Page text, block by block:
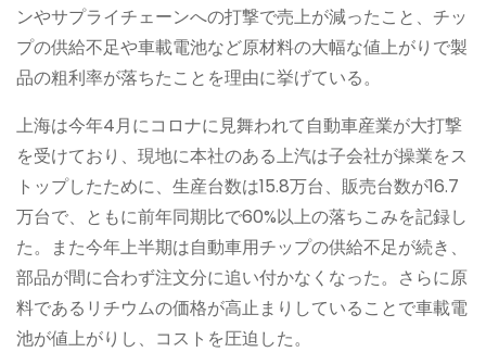
ンやサプライチェーンへの打撃で売上が減ったこと、チッ
プの供給不足や車載電池など原材料の大幅な値上がりで製
品の粗利率が落ちたことを理由に挙げている。
上海は今年4月にコロナに見舞われて自動車産業が大打撃
を受けており、現地に本社のある上汽は子会社が操業をス
トップしたために、生産台数は15.8万台、販売台数が16.7
万台で、ともに前年同期比で60%以上の落ちこみを記録し
た。また今年上半期は自動車用チップの供給不足が続き、
部品が間に合わず注文分に追い付かなくなった。さらに原
料であるリチウムの価格が高止まりしていることで車載電
池が値上がりし、コストを圧迫した。